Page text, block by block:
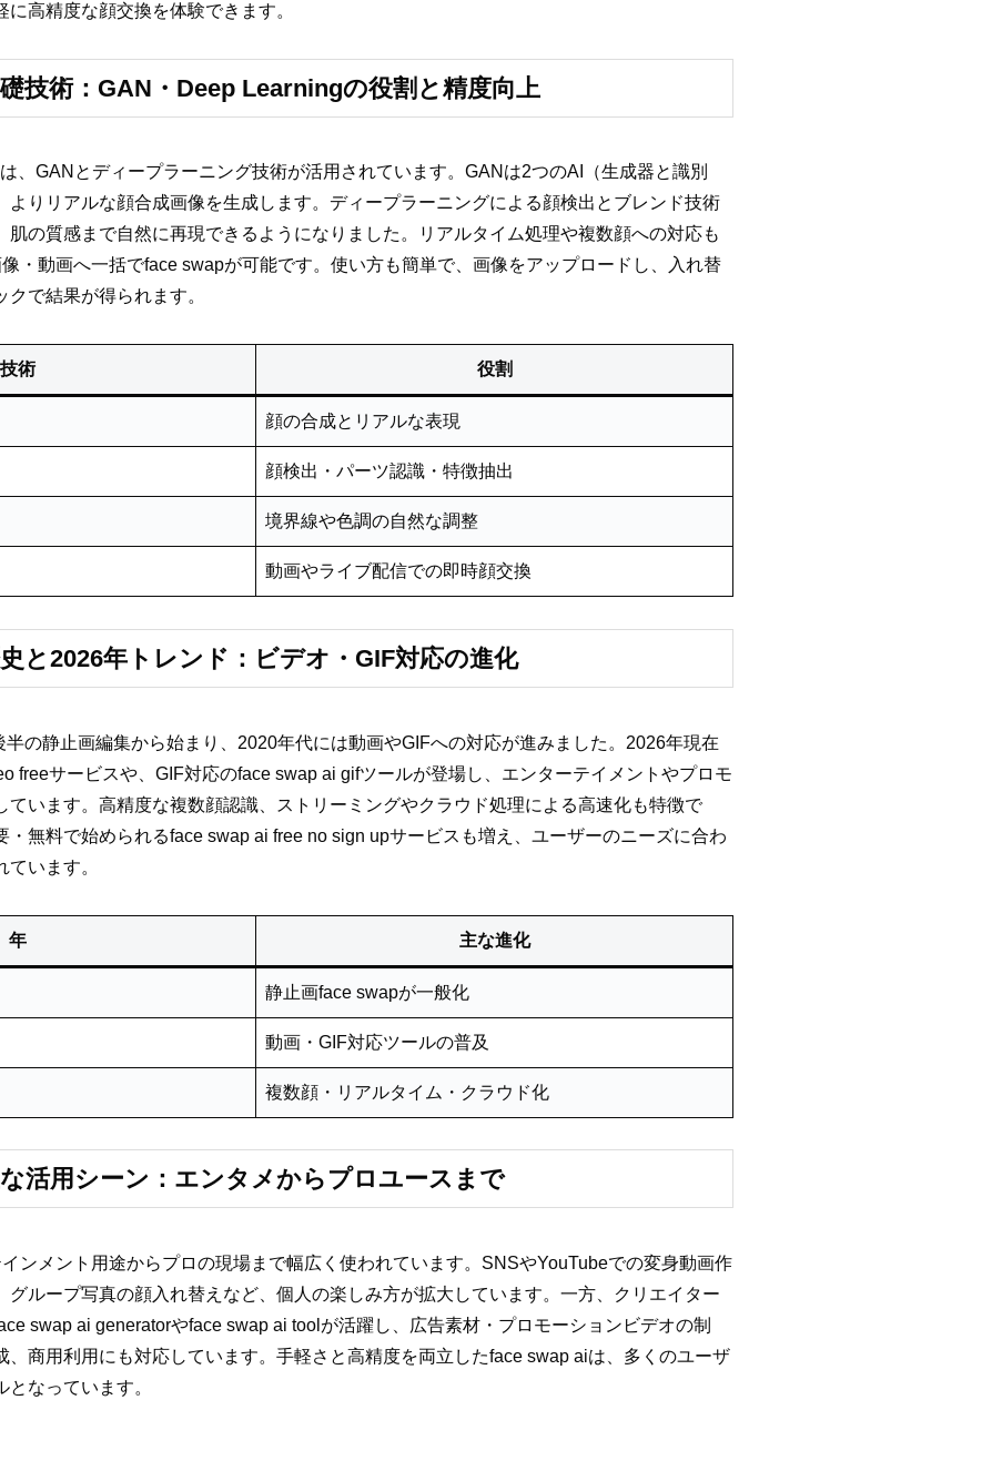
高精度な顔交換を体験できます。
技術：GAN・Deep Learningの役割と精度向上
、GANとディープラーニング技術が活用されています。GANは2つのAI（生成器と識別
よりリアルな顔合成画像を生成します。ディープラーニングによる顔検出とブレンド技術
肌の質感まで自然に再現できるようになりました。リアルタイム処理や複数顔への対応も
・動画へ一括でface swapが可能です。使い方も簡単で、画像をアップロードし、入れ替
で結果が得られます。
技術 役割
顔の合成とリアルな表現
顔検出・パーツ認識・特徴抽出
境界線や色調の自然な調整
動画やライブ配信での即時顔交換
と2026年トレンド：ビデオ・GIF対応の進化
の静止画編集から始まり、2020年代には動画やGIFへの対応が進みました。2026年現在
freeサービスや、GIF対応のface swap ai gifツールが登場し、エンターテイメントやプロモ
ています。高精度な複数顔認識、ストリーミングやクラウド処理による高速化も特徴で
・無料で始められるface swap ai free no sign upサービスも増え、ユーザーのニーズに合わ
います。
年 主な進化
静止画face swapが一般化
動画・GIF対応ツールの普及
複数顔・リアルタイム・クラウド化
活用シーン：エンタメからプロユースまで
ンメント用途からプロの現場まで幅広く使われています。SNSやYouTubeでの変身動画作
グループ写真の顔入れ替えなど、個人の楽しみ方が拡大しています。一方、クリエイター
swap ai generatorやface swap ai toolが活躍し、広告素材・プロモーションビデオの制
、商用利用にも対応しています。手軽さと高精度を両立したface swap aiは、多くのユーザ
なっています。